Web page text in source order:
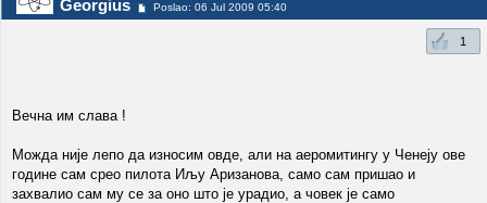
Georgius Poslao: 06 Jul 2009 05:40
1
Вечна им слава !
Можда није лепо да износим овде, али на аеромитингу у Ченеју ове
године сам срео пилота Иљу Аризанова, само сам пришао и
захвалио сам му се за оно што је урадио, а човек је само